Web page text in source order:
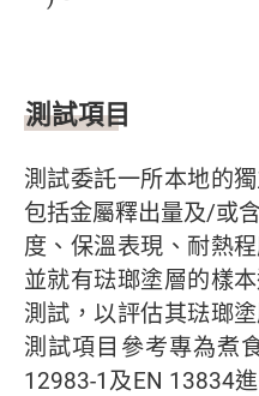
測試項目
測試委託一所本地的
包括金屬釋出量及/或
度、保溫表現、耐熱
並就有琺瑯塗層的樣
測試，以評估其琺瑯
測試項目參考專為煮
12983-1及EN 13834